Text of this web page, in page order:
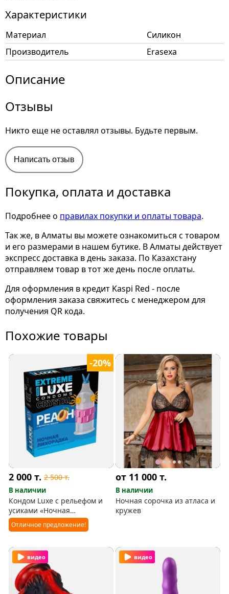
Характеристики
Материал
Силикон
Производитель
Erasexa
Описание
Отзывы
Никто еще не оставлял отзывы. Будьте первым.
Написать отзыв
Покупка, оплата и доставка
Подробнее о правилах покупки и оплаты товара.
Так же, в Алматы вы можете ознакомиться с товаром
и его размерами в нашем бутике. В Алматы действует
экспресс доставка в день заказа. По Казахстану
отправляем товар в тот же день после оплаты.
Для оформления в кредит Kaspi Red - после
оформления заказа свяжитесь с менеджером для
получения QR кода.
Похожие товары
-20%
2 000т. 2 500т.
В наличии
Кондом Luxe с рельефом и
усиками «Ночная
лихорадка», аромат персика
Отличное предложение!
от 11 000т.
В наличии
Ночная сорочка из атласа и
кружев
видео видео